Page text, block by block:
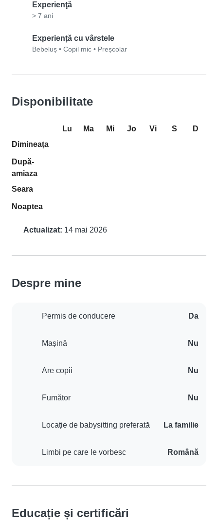
Experienţă
> 7 ani
Experiență cu vârstele
Bebeluș • Copil mic • Preșcolar
Disponibilitate
Lu Ma Mi Jo Vi S
D
Dimineaţa
După-
amiaza
Seara
Noaptea
Actualizat: 14 mai 2026
Despre mine
Permis de conducere Da
Mașină Nu
Are copii Nu
Fumător Nu
Locație de babysitting preferată La familie
Limbi pe care le vorbesc Română
Educație și certificări